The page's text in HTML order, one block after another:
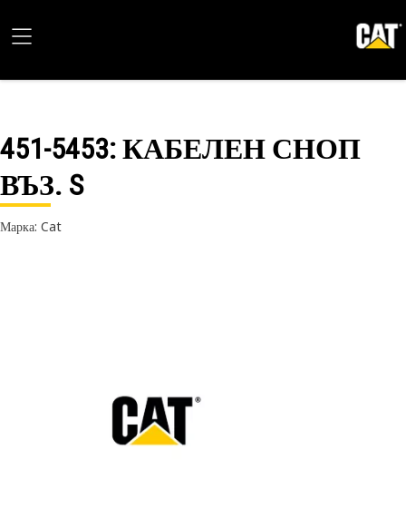
451-5453: КАБЕЛЕН СНОП
ВЪЗ. S
Марка: Cat